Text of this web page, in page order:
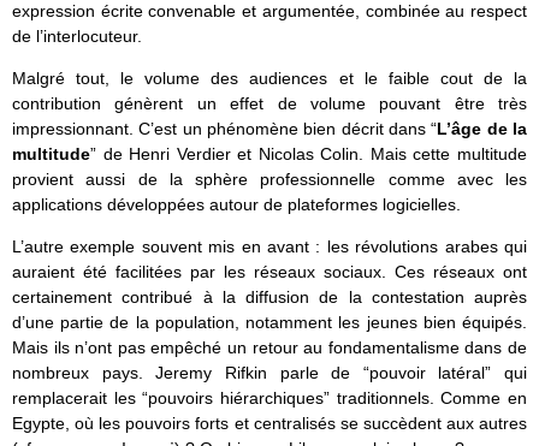
expression écrite convenable et argumentée, combinée au respect
de l’interlocuteur.
Malgré tout, le volume des audiences et le faible cout de la
contribution génèrent un effet de volume pouvant être très
impressionnant. C’est un phénomène bien décrit dans “L’âge de la
multitude” de Henri Verdier et Nicolas Colin. Mais cette multitude
provient aussi de la sphère professionnelle comme avec les
applications développées autour de plateformes logicielles.
L’autre exemple souvent mis en avant : les révolutions arabes qui
auraient été facilitées par les réseaux sociaux. Ces réseaux ont
certainement contribué à la diffusion de la contestation auprès
d’une partie de la population, notamment les jeunes bien équipés.
Mais ils n’ont pas empêché un retour au fondamentalisme dans de
nombreux pays. Jeremy Rifkin parle de “pouvoir latéral” qui
remplacerait les “pouvoirs hiérarchiques” traditionnels. Comme en
Egypte, où les pouvoirs forts et centralisés se succèdent aux autres